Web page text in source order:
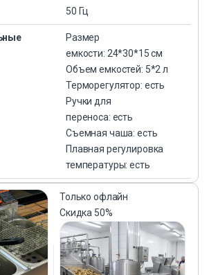
50 Гц
Размер
емкости: 24*30*15 см
Объем емкостей: 5*2 л
Терморегулятор: есть
Ручки для
переноса: есть
Съемная чаша: есть
Плавная регулировка
температуры: есть
Только офлайн
Скидка 50%